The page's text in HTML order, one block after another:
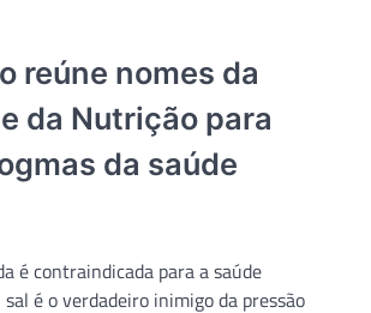
reúne nomes da
da Nutrição para
da saúde
é contraindicada para a saúde
é o verdadeiro inimigo da pressão